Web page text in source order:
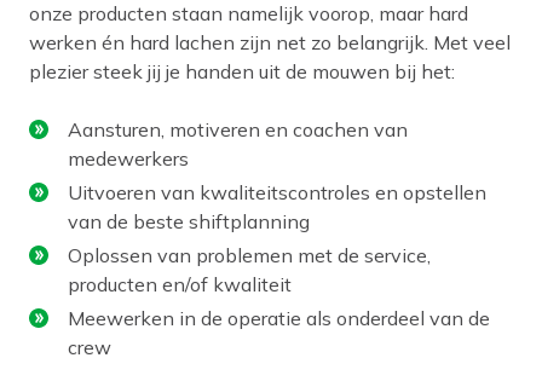
onze producten staan namelijk voorop, maar hard
werken én hard lachen zijn net zo belangrijk. Met veel
plezier steek jij je handen uit de mouwen bij het:
Aansturen, motiveren en coachen van
medewerkers
Uitvoeren van kwaliteitscontroles en opstellen
van de beste shiftplanning
Oplossen van problemen met de service,
producten en/of kwaliteit
Meewerken in de operatie als onderdeel van de
crew